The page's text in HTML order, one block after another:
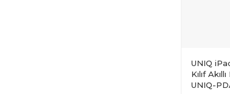
UNIQ
Kılıf
UNIQ-